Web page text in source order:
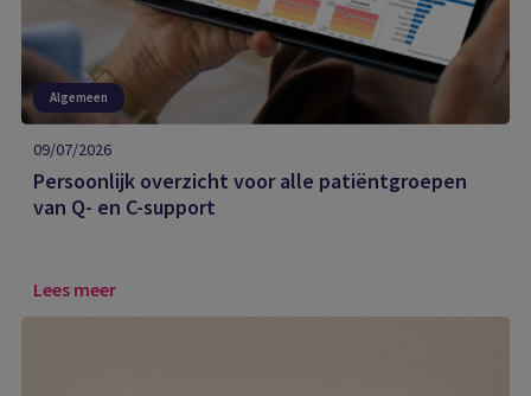
Algemeen
09/07/2026
Persoonlijk overzicht voor alle patiëntgroepen
van Q- en C-support
Lees meer